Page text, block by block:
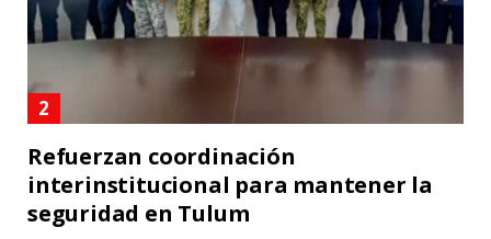
Refuerzan coordinación
interinstitucional para mantener la
seguridad en Tulum